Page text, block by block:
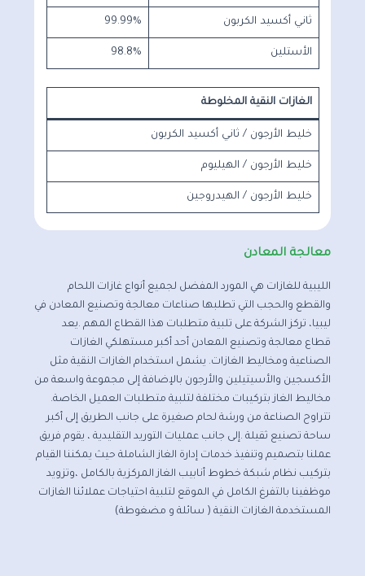
ثاني أكسيد الكربون 99.99%
الأستلين 98.8%
الغازات النقية المخلوطة
خليط الأرجون / ثاني أكسيد الكربون
خليط الأرجون / الهيليوم
خليط الأرجون / الهيدروجين
معالجة المعادن
الليبية للغازات هي المورد المفضل لجميع أنواع غازات اللحام
والقطع والحجب التي تطلبها صناعات معالجة وتصنيع المعادن في
ليبيا، تركز الشركة على تلبية متطلبات هذا القطاع المهم .يعد
قطاع معالجة وتصنيع المعادن أحد أكبر مستهلكي الغازات
الصناعية ومخاليط الغازات. يشمل استخدام الغازات النقية مثل
الأكسجين والأسيتيلين والأرجون بالإضافة إلى مجموعة واسعة من
مخاليط الغاز بتركيبات مختلفة لتلبية متطلبات العميل الخاصة.
تتراوح الصناعة من ورشة لحام صغيرة على جانب الطريق إلى أكبر
ساحة تصنيع ثقيلة .إلى جانب عمليات التوريد التقليدية ، يقوم فريق
عملنا بتصميم وتنفيذ خدمات إدارة الغاز الشاملة حيث يمكننا القيام
بتركيب نظام شبكة خطوط أنابيب الغاز المركزية بالكامل ،وتزويد
موظفينا بالتفرغ الكامل في الموقع لتلبية احتياجات عملائنا الغازات
المستخدمة الغازات النقية ( سائلة و مضغوطة)